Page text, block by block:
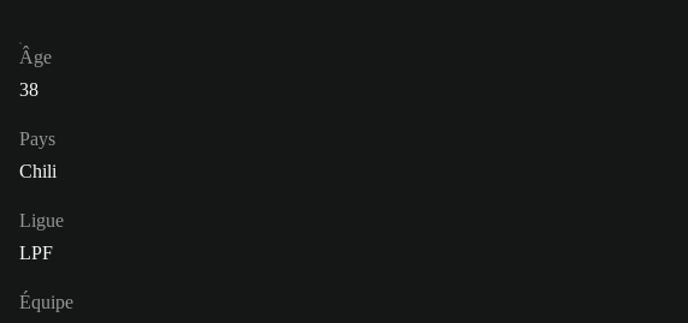
Âge
38
Pays
Chili
Ligue
LPF
Équipe